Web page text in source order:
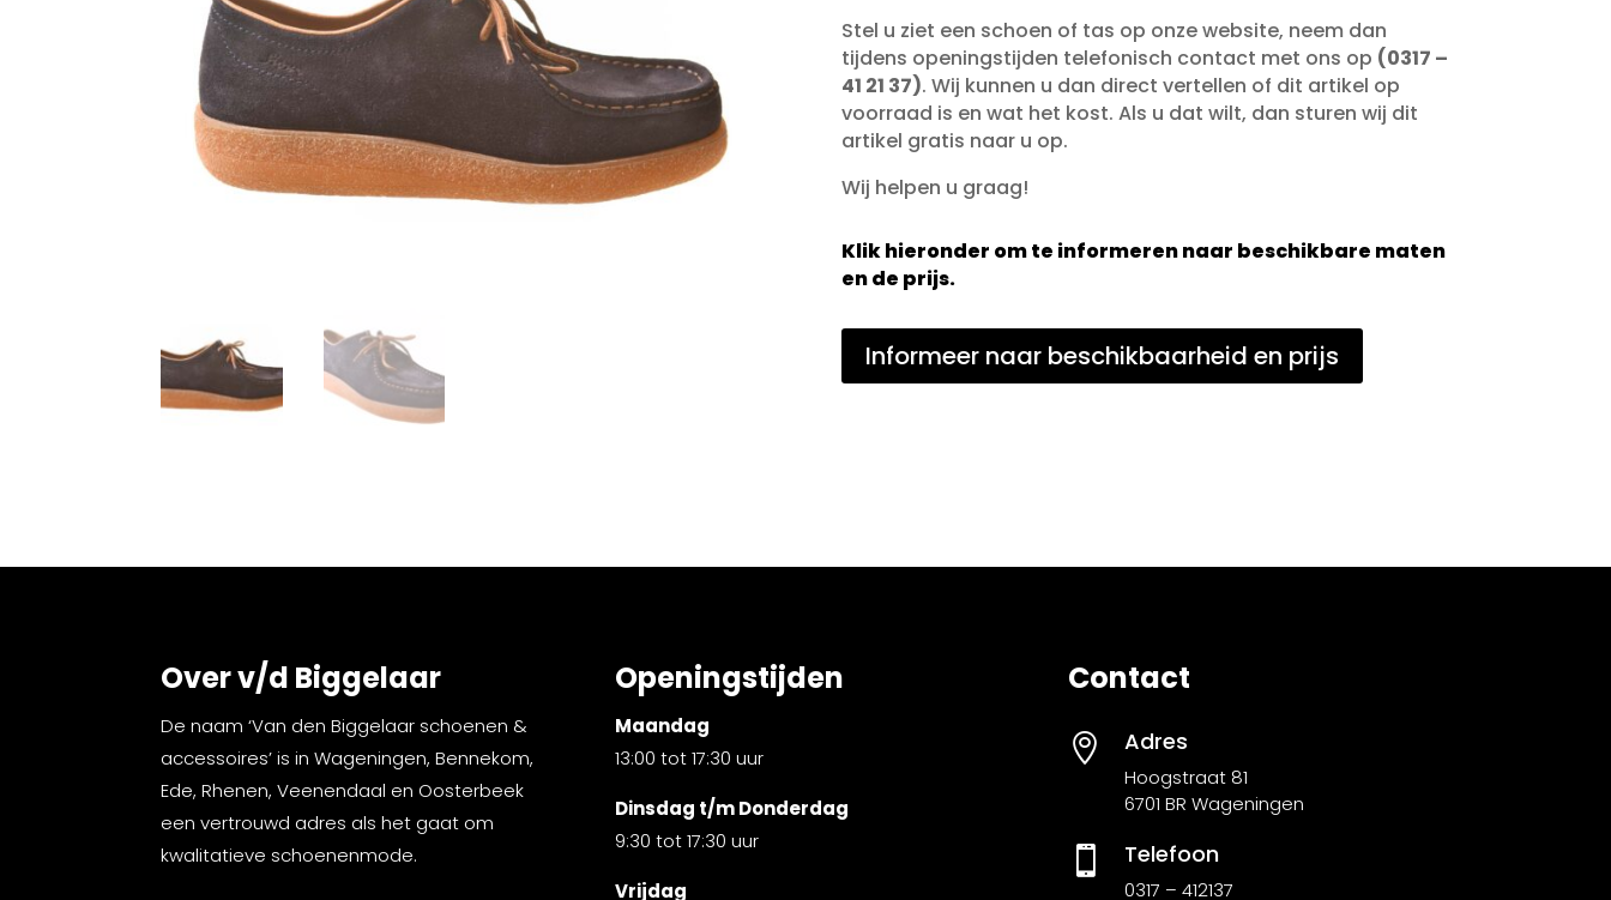
Stel u ziet een schoen of tas op onze website, neem dan
tijdens openingstijden telefonisch contact met ons op (0317 –
41 21 37). Wij kunnen u dan direct vertellen of dit artikel op
voorraad is en wat het kost. Als u dat wilt, dan sturen wij dit
artikel gratis naar u op.
Wij helpen u graag!
Klik hieronder om te informeren naar beschikbare maten
en de prijs.
Informeer naar beschikbaarheid en prijs
Over v/d Biggelaar
De naam ‘Van den Biggelaar schoenen &
accessoires’ is in Wageningen, Bennekom,
Ede, Rhenen, Veenendaal en Oosterbeek
een vertrouwd adres als het gaat om
kwalitatieve schoenenmode.
Openingstijden
Maandag
13:00 tot 17:30 uur
Dinsdag t/m Donderdag
9:30 tot 17:30 uur
Vrijdag
Contact
 Adres
Hoogstraat 81
6701 BR Wageningen
 Telefoon
0317 – 412137